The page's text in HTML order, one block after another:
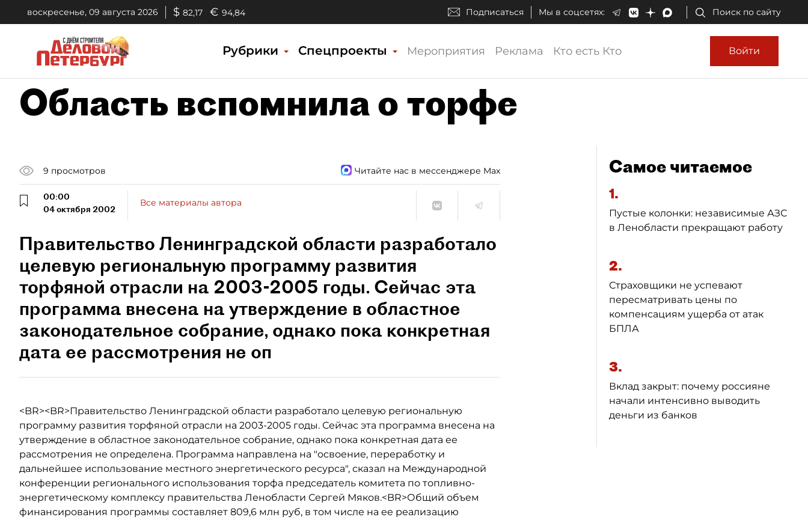
воскресенье, 09 августа 2026 $ 82,17 € 94,84 Подписаться Мы в соцсетях: Поиск по сайту
Рубрики Спецпроекты Мероприятия Реклама Кто есть Кто Войти
Область вспомнила о торфе
9 просмотров Читайте нас в мессенджере Max
00:00
04 октября 2002
Все материалы автора
Правительство Ленинградской области разработало
целевую региональную программу развития
торфяной отрасли на 2003-2005 годы. Сейчас эта
программа внесена на утверждение в областное
законодательное собрание, однако пока конкретная
дата ее рассмотрения не оп
<BR><BR>Правительство Ленинградской области разработало целевую региональную
программу развития торфяной отрасли на 2003-2005 годы. Сейчас эта программа внесена на
утверждение в областное законодательное собрание, однако пока конкретная дата ее
рассмотрения не определена. Программа направлена на "освоение, переработку и
дальнейшее использование местного энергетического ресурса", сказал на Международной
конференции регионального использования торфа председатель комитета по топливно-
энергетическому комплексу правительства Ленобласти Сергей Мяков.<BR>Общий объем
финансирования программы составляет 809,6 млн руб, в том числе на ее реализацию
Самое читаемое
1.
Пустые колонки: независимые АЗС
в Ленобласти прекращают работу
2.
Страховщики не успевают
пересматривать цены по
компенсациям ущерба от атак
БПЛА
3.
Вклад закрыт: почему россияне
начали интенсивно выводить
деньги из банков